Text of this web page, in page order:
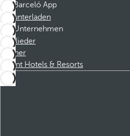
Barceló App
Herunterladen
Unternehmen
Mitglieder
Partner
Dorint Hotels & Resorts